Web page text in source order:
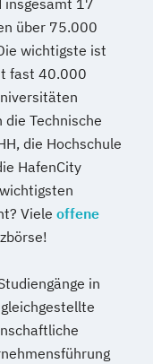
insgesamt 17
über 75.000
wichtigste ist
fast 40.000
Technische
die Hochschule
HafenCity
Viele offene
in